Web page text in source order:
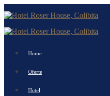
Home
Oferte
Hotel